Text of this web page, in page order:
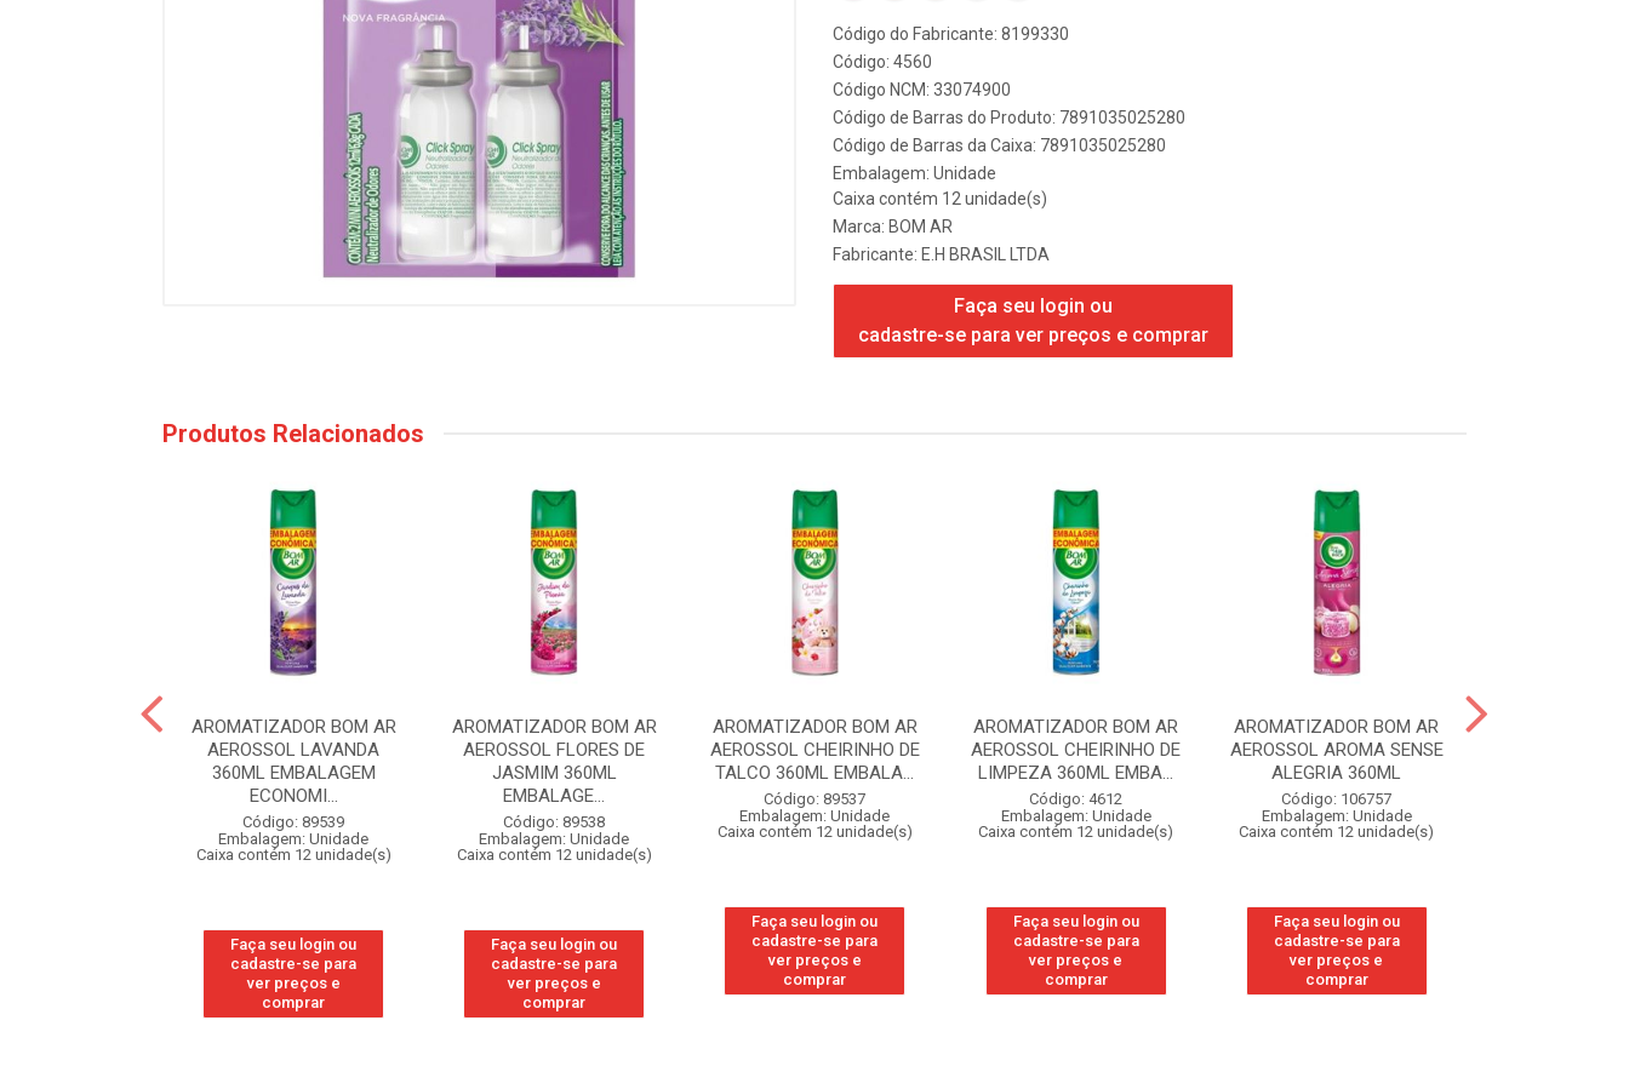
Código do Fabricante: 8199330
Código: 4560
Código NCM: 33074900
Código de Barras do Produto: 7891035025280
Código de Barras da Caixa: 7891035025280
Embalagem: Unidade
Caixa contém 12 unidade(s)
Marca: BOM AR
Fabricante: E.H BRASIL LTDA
Faça seu login ou
cadastre-se para ver preços e comprar
Produtos Relacionados
AROMATIZADOR BOM AR
AEROSSOL LAVANDA
360ML EMBALAGEM
ECONOMI...
Código: 89539
Embalagem: Unidade
Caixa contém 12 unidade(s)
Faça seu login ou
cadastre-se para
ver preços e
comprar
AROMATIZADOR BOM AR
AEROSSOL FLORES DE
JASMIM 360ML
EMBALAGE...
Código: 89538
Embalagem: Unidade
Caixa contém 12 unidade(s)
Faça seu login ou
cadastre-se para
ver preços e
comprar
AROMATIZADOR BOM AR
AEROSSOL CHEIRINHO DE
TALCO 360ML EMBALA...
Código: 89537
Embalagem: Unidade
Caixa contém 12 unidade(s)
Faça seu login ou
cadastre-se para
ver preços e
comprar
AROMATIZADOR BOM AR
AEROSSOL CHEIRINHO DE
LIMPEZA 360ML EMBA...
Código: 4612
Embalagem: Unidade
Caixa contém 12 unidade(s)
Faça seu login ou
cadastre-se para
ver preços e
comprar
AROMATIZADOR BOM AR
AEROSSOL AROMA SENSE
ALEGRIA 360ML
Código: 106757
Embalagem: Unidade
Caixa contém 12 unidade(s)
Faça seu login ou
cadastre-se para
ver preços e
comprar